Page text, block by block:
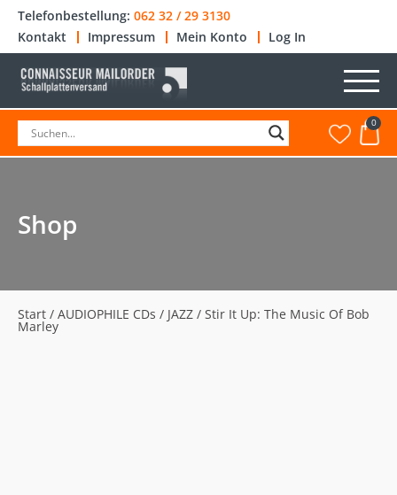
Telefonbestellung: 062 32 / 29 3130
Kontakt
Impressum Mein Konto Log In
0
Shop
Start / AUDIOPHILE CDs / JAZZ / Stir It Up: The Music Of Bob
Marley